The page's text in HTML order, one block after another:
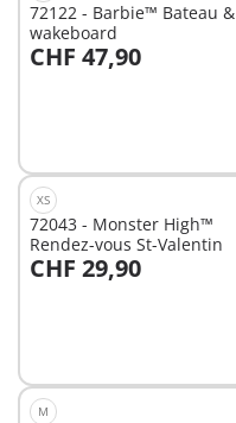
72122 - Barbie™ Bateau &
wakeboard
CHF 47,90
Au panier
XS
72043 - Monster High™
Rendez-vous St-Valentin
CHF 29,90
Au panier
M